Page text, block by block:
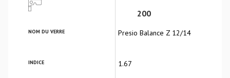
200
NOM DU VERRE Presio Balance Z 12/14
INDICE 1.67